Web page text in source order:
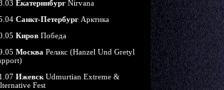
Екатеринбург Nirvana
Санкт-Петербург Арктика
Киров Победа
Москва Релакс (Hanzel Und Gretyl
Ижевск Udmurtian Extreme &
Fest